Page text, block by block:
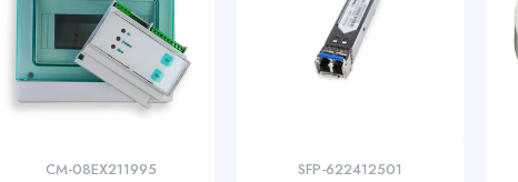
CM-08EX211995 SFP-622412501